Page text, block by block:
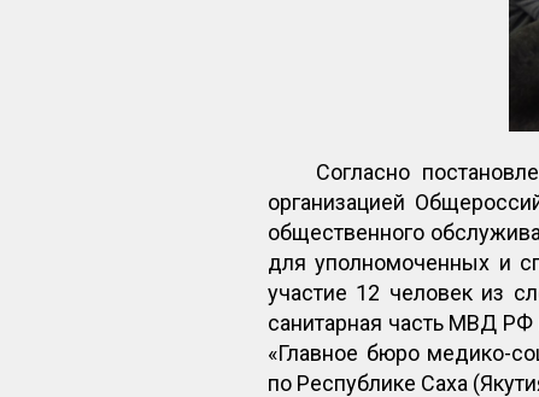
Согласно
организацией
общественного
для уполномоченных и
участие 12 человек из
санитарная часть МВД
«Главное бюро медико-
по Республике Саха